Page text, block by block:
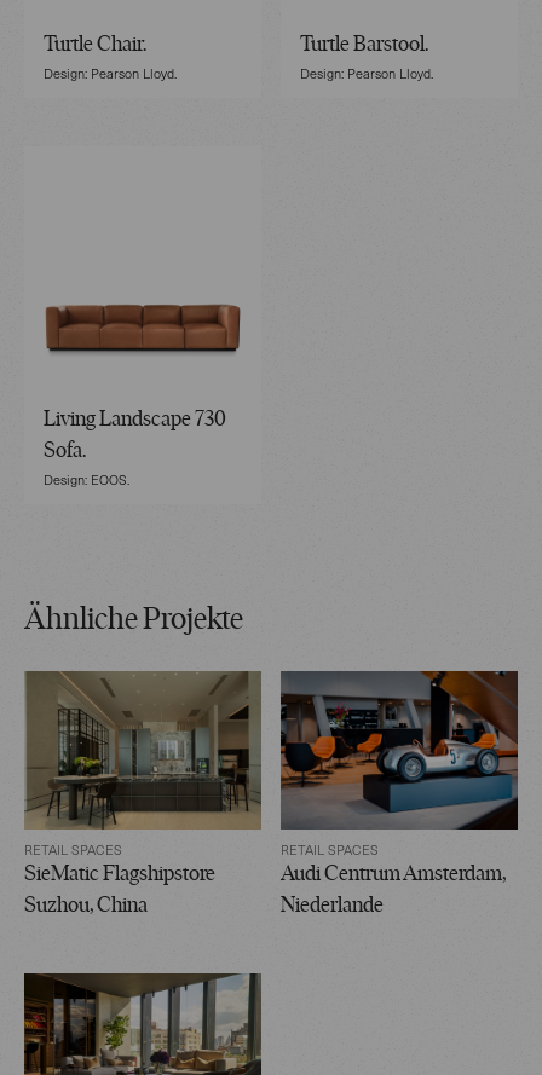
Turtle Chair.
Design: Pearson Lloyd.
Turtle Barstool.
Design: Pearson Lloyd.
Living Landscape 730
Sofa.
Design: EOOS.
Ähnliche Projekte
RETAIL SPACES
SieMatic Flagshipstore
Suzhou, China
RETAIL SPACES
Audi Centrum Amsterdam,
Niederlande